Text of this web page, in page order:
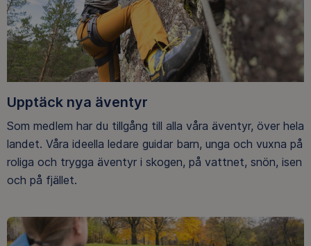
Upptäck nya äventyr
Som medlem har du tillgång till alla våra äventyr, över hela
landet. Våra ideella ledare guidar barn, unga och vuxna på
roliga och trygga äventyr i skogen, på vattnet, snön, isen
och på fjället.